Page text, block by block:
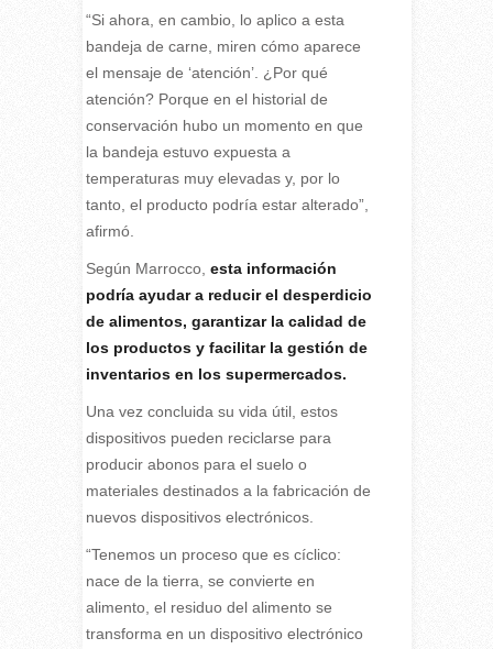
“Si ahora, en cambio, lo aplico a esta
bandeja de carne, miren cómo aparece
el mensaje de ‘atención’. ¿Por qué
atención? Porque en el historial de
conservación hubo un momento en que
la bandeja estuvo expuesta a
temperaturas muy elevadas y, por lo
tanto, el producto podría estar alterado”,
afirmó.
Según Marrocco, esta información
podría ayudar a reducir el desperdicio
de alimentos, garantizar la calidad de
los productos y facilitar la gestión de
inventarios en los supermercados.
Una vez concluida su vida útil, estos
dispositivos pueden reciclarse para
producir abonos para el suelo o
materiales destinados a la fabricación de
nuevos dispositivos electrónicos.
“Tenemos un proceso que es cíclico:
nace de la tierra, se convierte en
alimento, el residuo del alimento se
transforma en un dispositivo electrónico